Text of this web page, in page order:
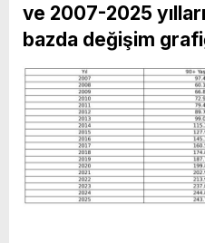
ve 2007-2025
bazda değişim